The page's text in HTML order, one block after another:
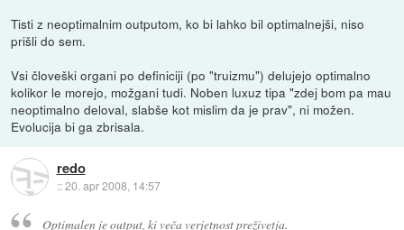
Tisti z neoptimalnim outputom, ko bi lahko bil optimalnejši, niso
prišli do sem.
Vsi človeški organi po definiciji (po "truizmu") delujejo optimalno
kolikor le morejo, možgani tudi. Noben luxuz tipa "zdej bom pa mau
neoptimalno deloval, slabše kot mislim da je prav", ni možen.
Evolucija bi ga zbrisala.
redo
::20. apr 2008, 14:57
Optimalen je output, ki veča verjetnost preživetja.